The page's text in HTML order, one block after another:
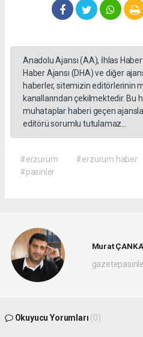
Anadolu Ajansı (AA), İhlas
Haber Ajansı (DHA) ve diğer
haberler, sitemizin editörlerinin
kanallarından çekilmektedir. Bu
muhataplar haberi geçen
editörü sorumlu tutulamaz...
#erzurum #erzurum haber
#pasinler
Murat
Okuyucu Yorumları (0)